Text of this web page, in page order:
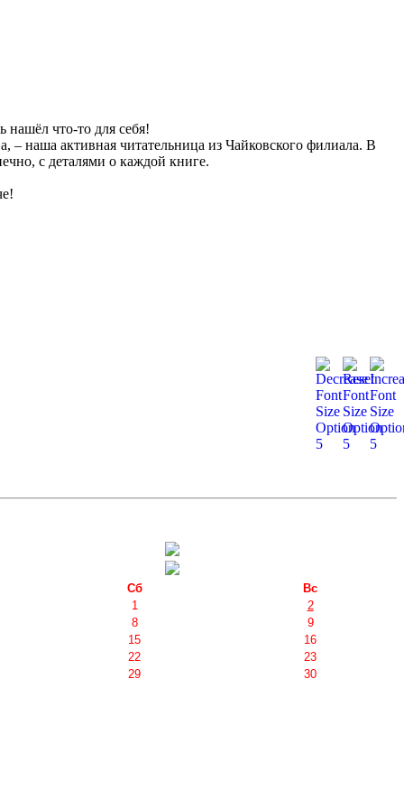
что-то для себя!
наша активная читательница из Чайковского филиала. В
с деталями о каждой книге.
Сб
Вс
1
2
8
9
15
16
22
23
29
30